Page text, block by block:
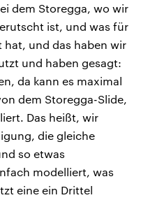
dem Storegga, wo wir
ist, und was für
hat, und das haben wir
und haben gesagt:
da kann es maximal
dem Storegga-Slide,
Das heißt, wir
die gleiche
so etwas
modelliert, was
eine ein Drittel